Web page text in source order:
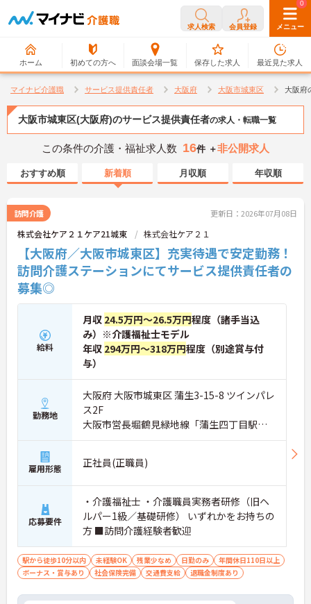
求人検索 会員登録 メニュー
ホーム 初めての方へ 面談会場一覧
0
保存した求人
0
最近見た求人
マイナビ介護職 サービス提供責任者 大阪府 大阪市城東区 大阪府
大阪市城東区(大阪府)のサービス提供責任者の求人・転職一覧
この条件の介護・福祉求人数 16件 ＋非公開求人
おすすめ順 新着順 月収順 年収順
訪問介護 更新日：2026年07月08日
株式会社ケア２１ケア21城東 株式会社ケア２１
【大阪府／大阪市城東区】充実待遇で安定勤務！
訪問介護ステーションにてサービス提供責任者の
募集◎
給料
月収 24.5万円～26.5万円程度（諸手当込
み）※介護福祉士モデル
年収 294万円～318万円程度（別途賞与付
与）
勤務地
大阪府 大阪市城東区 蒲生3-15-8 ツインパレ
ス2F
大阪市営長堀鶴見緑地線「蒲生四丁目駅」
徒歩4分
雇用形態 正社員(正職員)
応募要件
・介護福祉士 ・介護職員実務者研修（旧ヘ
ルパー1級／基礎研修） いずれかをお持ちの
方 ■訪問介護経験者歓迎
駅から徒歩10分以内 未経験OK 残業少なめ 日勤のみ
年間休日110日以上
ボーナス・賞与あり
社会保険完備 交通費支給 退職金制度あり